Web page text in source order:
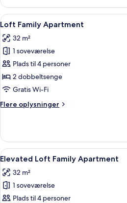
Terrace
Studio
Panoramic
Indlæs
alle
billeder
af
Loft
Family
Apartment
Loft
10
Loft Family Apartment
32 m²
1 soveværelse
Plads til 4 personer
2 dobbeltsenge
Gratis Wi-Fi
Flere oplysninger
Flere
Family
Apartment
Indlæs
alle
billeder
af
Elevated
9
Elevated Loft Family Apartment
32 m²
1 soveværelse
Plads til 4 personer